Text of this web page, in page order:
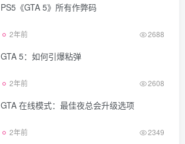
PS5《GTA 5》所有作弊码
2年前 2688
GTA 5：如何引爆粘弹
2年前 2608
GTA 在线模式：最佳夜总会升级选项
2年前 2349